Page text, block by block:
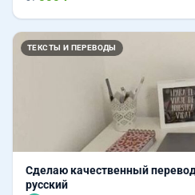
ТЕКСТЫ И ПЕРЕВОДЫ
Сделаю качественный
русский